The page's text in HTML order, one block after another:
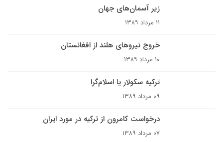
زیر آسمان‌های جهان
۱۱ مرداد ۱۳۸۹
خروج نیروهای هلند از افغانستان
۱۰ مرداد ۱۳۸۹
ترکيه سکولار يا اسلام‌گرا
۰۹ مرداد ۱۳۸۹
درخواست کامرون از ترکیه در مورد ایران
۰۷ مرداد ۱۳۸۹